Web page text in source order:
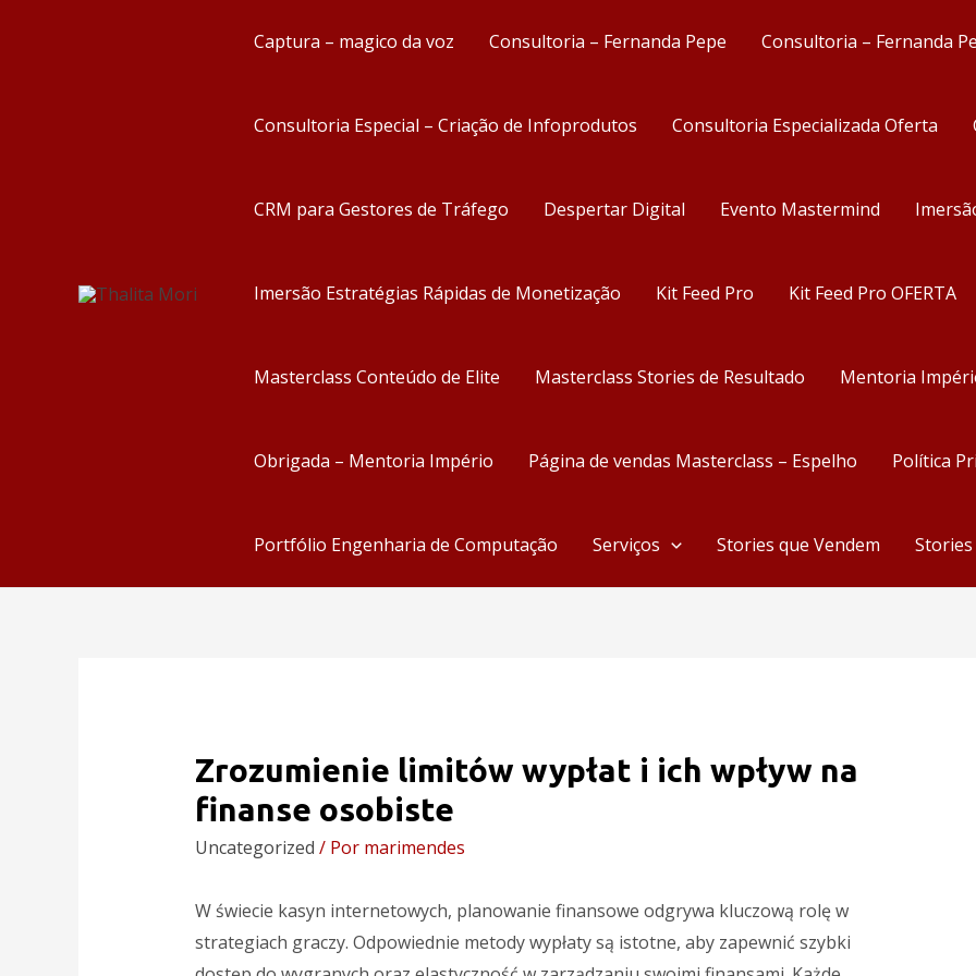
Captura – magico da voz Consultoria – Fernanda Pepe Consultoria – Fernanda
Consultoria Especial – Criação de Infoprodutos Consultoria Especializada Oferta
CRM para Gestores de Tráfego Despertar Digital Evento Mastermind
Imersão Estratégias Rápidas de Monetização Kit Feed Pro Kit Feed Pro OFERTA
Masterclass Conteúdo de Elite Masterclass Stories de Resultado Mentoria
Obrigada – Mentoria Império Página de vendas Masterclass – Espelho Política
Portfólio Engenharia de Computação Serviços Stories que Vendem Stories
Zrozumienie limitów wypłat i ich wpływ na
finanse osobiste
Uncategorized / Por marimendes
W świecie kasyn internetowych, planowanie finansowe odgrywa kluczową rolę w
strategiach graczy. Odpowiednie metody wypłaty są istotne, aby zapewnić szybki